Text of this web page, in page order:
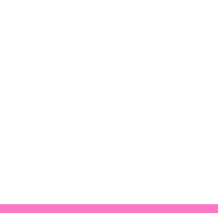
ji připomene, jak skvělou maminkou je.